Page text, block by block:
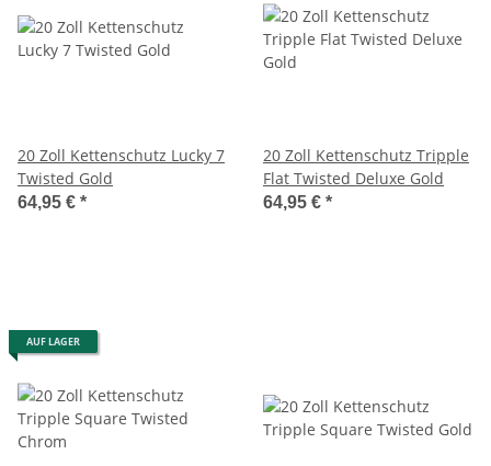
20 Zoll Kettenschutz Lucky 7
Twisted Gold
64,95 € *
20 Zoll Kettenschutz Tripple
Flat Twisted Deluxe Gold
64,95 € *
AUF LAGER